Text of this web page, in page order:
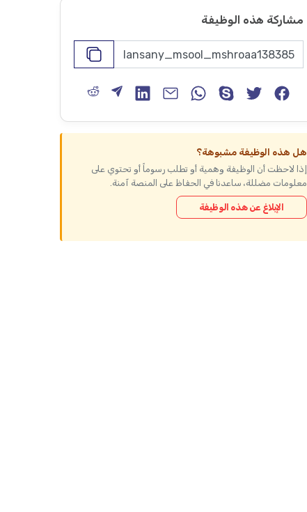
مشاركة هذه الوظيفة
هل هذه الوظيفة مشبوهة؟
إذا لاحظت أن الوظيفة وهمية أو تطلب رسوماً أو تحتوي على
معلومات مضللة، ساعدنا في الحفاظ على المنصة آمنة.
الإبلاغ عن هذه الوظيفة